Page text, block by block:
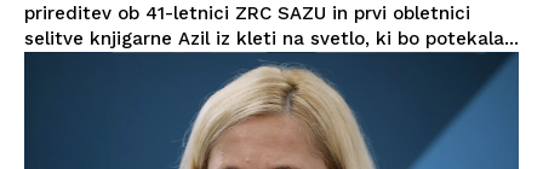
prireditev ob 41-letnici ZRC SAZU in prvi obletnici
selitve knjigarne Azil iz kleti na svetlo, ki bo potekala...